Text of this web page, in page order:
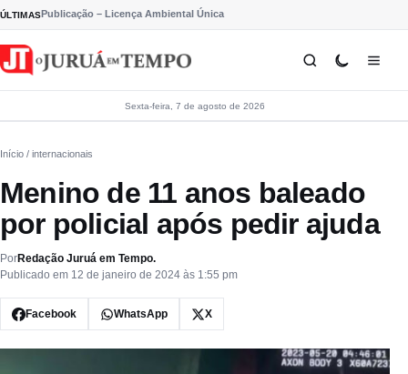
Pular para o conteúdo
ÚLTIMASPublicação – Licença Ambiental Única
Sexta-feira, 7 de agosto de 2026
Início / internacionais
Menino de 11 anos baleado
por policial após pedir ajuda
PorRedação Juruá em Tempo.
Publicado em 12 de janeiro de 2024 às 1:55 pm
Facebook WhatsApp X